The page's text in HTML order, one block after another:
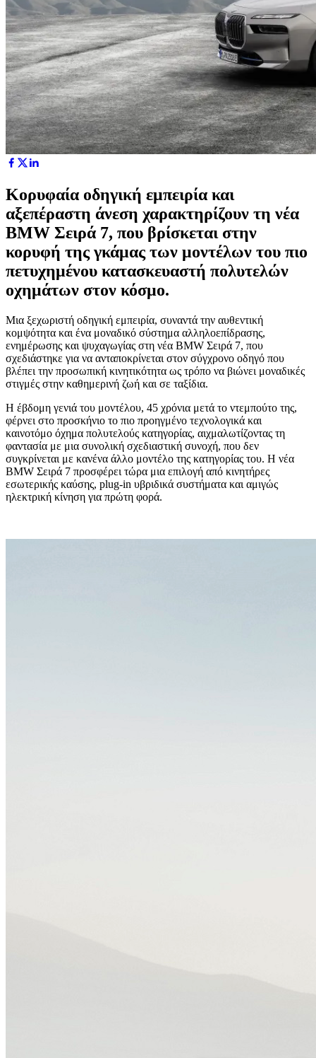
Κορυφαία οδηγική εμπειρία και
αξεπέραστη άνεση χαρακτηρίζουν τη νέα
BMW Σειρά 7, που βρίσκεται στην
κορυφή της γκάμας των μοντέλων του πιο
πετυχημένου κατασκευαστή πολυτελών
οχημάτων στον κόσμο.
Μια ξεχωριστή οδηγική εμπειρία, συναντά την αυθεντική
κομψότητα και ένα μοναδικό σύστημα αλληλοεπίδρασης,
ενημέρωσης και ψυχαγωγίας στη νέα BMW Σειρά 7, που
σχεδιάστηκε για να ανταποκρίνεται στον σύγχρονο οδηγό που
βλέπει την προσωπική κινητικότητα ως τρόπο να βιώνει μοναδικές
στιγμές στην καθημερινή ζωή και σε ταξίδια.
Η έβδομη γενιά του μοντέλου, 45 χρόνια μετά το ντεμπούτο της,
φέρνει στο προσκήνιο το πιο προηγμένο τεχνολογικά και
καινοτόμο όχημα πολυτελούς κατηγορίας, αιχμαλωτίζοντας τη
φαντασία με μια συνολική σχεδιαστική συνοχή, που δεν
συγκρίνεται με κανένα άλλο μοντέλο της κατηγορίας του. Η νέα
BMW Σειρά 7 προσφέρει τώρα μια επιλογή από κινητήρες
εσωτερικής καύσης, plug-in υβριδικά συστήματα και αμιγώς
ηλεκτρική κίνηση για πρώτη φορά.